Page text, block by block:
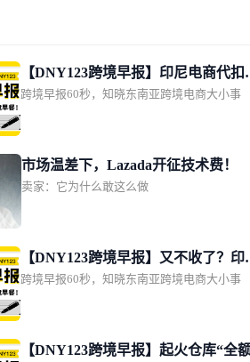
【DNY123跨境早报】印尼电商代扣
改期11月1日；TikTok Shop推动印
跨境早报60秒，知晓东南亚跨境电商大小事
市场温差下，Lazada开征技术费！
卖家：它为什么敢这么做
【DNY123跨境早报】又不收了？印
再次推迟电商代扣税；泰国电商规
跨境早报60秒，知晓东南亚跨境电商大小事
【DNY123跨境早报】起火仓库“全